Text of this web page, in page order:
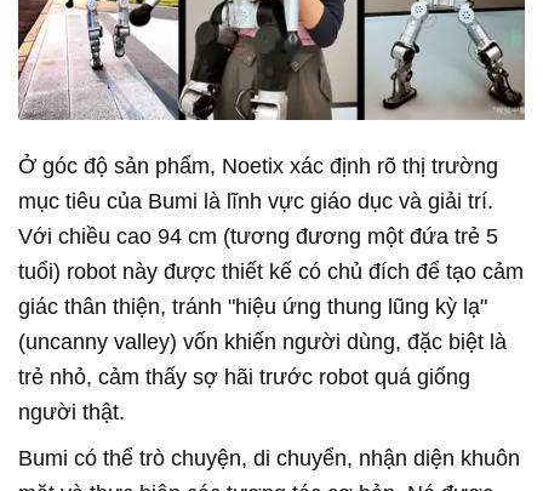
Ở góc độ sản phẩm, Noetix xác định rõ thị trường
mục tiêu của Bumi là lĩnh vực giáo dục và giải trí.
Với chiều cao 94 cm (tương đương một đứa trẻ 5
tuổi) robot này được thiết kế có chủ đích để tạo cảm
giác thân thiện, tránh "hiệu ứng thung lũng kỳ lạ"
(uncanny valley) vốn khiến người dùng, đặc biệt là
trẻ nhỏ, cảm thấy sợ hãi trước robot quá giống
người thật.
Bumi có thể trò chuyện, di chuyển, nhận diện khuôn